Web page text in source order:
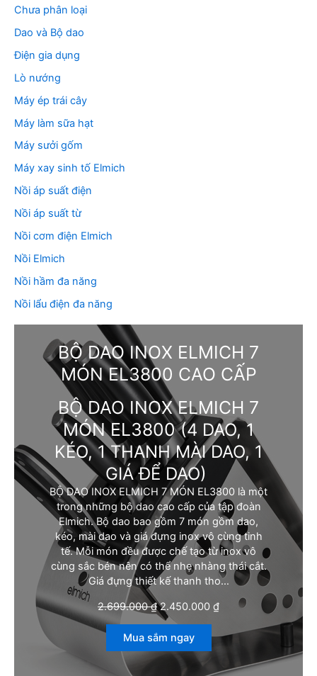
Chưa phân loại
Dao và Bộ dao
Điện gia dụng
Lò nướng
Máy ép trái cây
Máy làm sữa hạt
Máy sưởi gốm
Máy xay sinh tố Elmich
Nồi áp suất điện
Nồi áp suất từ
Nồi cơm điện Elmich
Nồi Elmich
Nồi hầm đa năng
Nồi lẩu điện đa năng
BỘ DAO INOX ELMICH 7
MÓN EL3800 CAO CẤP
BỘ DAO INOX ELMICH 7
MÓN EL3800(4 DAO, 1
KÉO, 1 THANH MÀI DAO, 1
GIÁ ĐỂ DAO)
BỘ DAO INOX ELMICH 7 MÓN EL3800 là một
trong những bộ dao cao cấp của tập đoàn
Elmich. Bộ dao bao gồm 7 món gồm dao,
kéo, mài dao và giá đựng inox vô cùng tinh
tế. Mỗi món đều được chế tạo từ inox vô
cùng sắc bén nên có thể nhẹ nhàng thái cắt.
Giá đựng thiết kế thanh tho…
2.699.000₫G
i
g
ố
2.450.000 ₫G
h
ệ
Mua sắm ngay